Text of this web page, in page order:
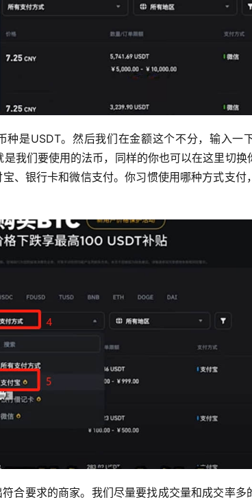
种是USDT。然后我们在金额这个不分，输入一
我们要使用的法币，同样的你也可以在这里切
、银行卡和微信支付。你习惯使用哪种方式支
合要求的商家。我们尽量要找成交量和成交率